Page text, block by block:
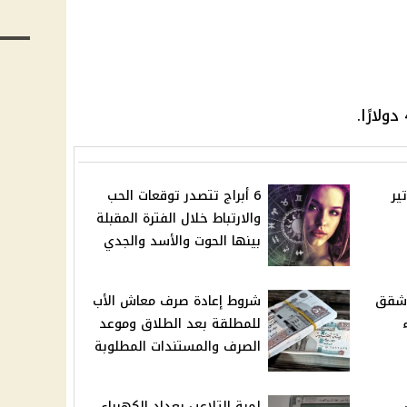
6 أبراج تتصدر توقعات الحب
والارتباط خلال الفترة المقبلة
بينها الحوت والأسد والجدي
شقق
شروط إعادة صرف معاش الأب
للمطلقة بعد الطلاق وموعد
الصرف والمستندات المطلوبة